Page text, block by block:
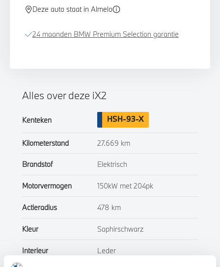
Deze auto staat in Almelo
24 maanden BMW Premium Selection garantie
Alles over deze iX2
Kenteken HSH-93-X
Kilometerstand 27.669 km
Brandstof Elektrisch
Motorvermogen 150kW met 204pk
Actieradius 478 km
Kleur Saphirschwarz
Interieur Leder